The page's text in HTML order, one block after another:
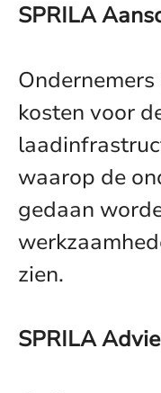
SPRILA
kosten voor
waarop de
gedaan
zien.
SPRILA